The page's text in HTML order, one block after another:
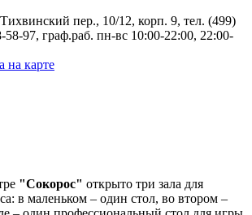
пер., 10/12, корп. 9, тел. (499)
58-97, граф.раб. пн-вс 10:00-22:00, 22:00-
на карте
"Сокорос" открыто три зала для
в маленьком – один стол, во втором –